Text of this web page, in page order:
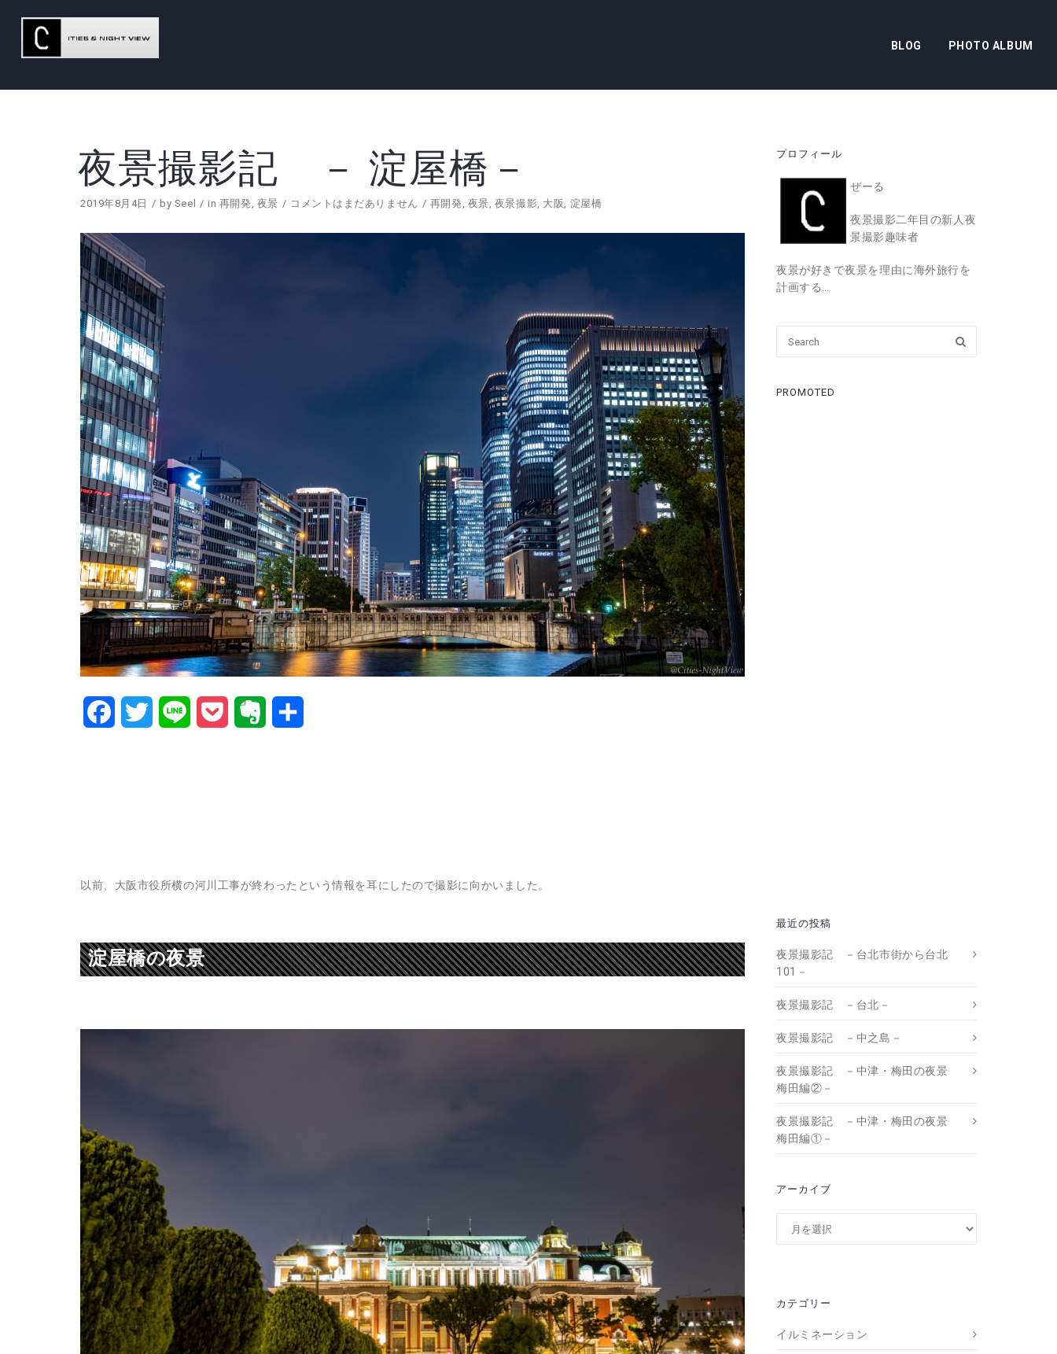
BLOG PHOTO ALBUM
夜景撮影記 － 淀屋橋－
2019年8月4日 by Seel in 再開発, 夜景 コメントはまだありません 再開発, 夜景, 夜景撮影, 大阪, 淀屋橋
FacebookTwitter Line Pocket Evernote
以前、大阪市役所横の河川工事が終わったという情報を耳にしたので撮影に向かいました。
淀屋橋の夜景
プロフィール
ぜーる
夜景撮影二年目の新人夜
景撮影趣味者
夜景が好きで夜景を理由に海外旅行を
計画する…
PROMOTED
最近の投稿
夜景撮影記 －台北市街から台北
101－
夜景撮影記 －台北－
夜景撮影記 －中之島－
夜景撮影記 －中津・梅田の夜景
梅田編②－
夜景撮影記 －中津・梅田の夜景
梅田編①－
アーカイブ
カテゴリー
イルミネーション